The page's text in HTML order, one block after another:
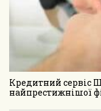
Кредитний сервіс
найпрестижнішої